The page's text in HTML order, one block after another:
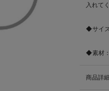
入れて
◆サイ
◆素材
商品詳細